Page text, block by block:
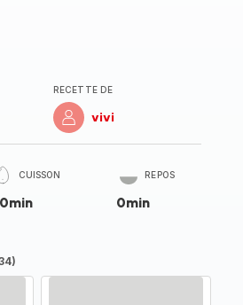
RECETTE DE
vivi
CUISSON REPOS
0min